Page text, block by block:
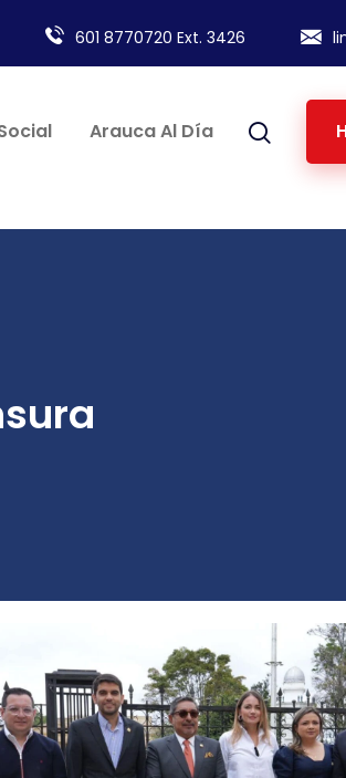
601 8770720 Ext. 3426
Arauca Al Día